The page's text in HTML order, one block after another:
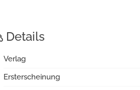
Details
Verlag
Ersterscheinung